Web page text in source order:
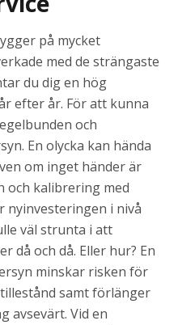
på mycket
med de strängaste
du dig en hög
efter år. För att kunna
och
En olycka kan hända
om inget händer är
och kalibrering med
nyinvesteringen i nivå
väl strunta i att
då och då. Eller hur? En
minskar risken för
samt förlänger
avsevärt. Vid en